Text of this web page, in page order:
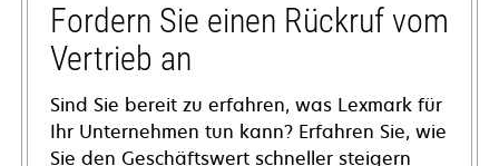
Fordern Sie einen Rückruf vom
Vertrieb an
Sind Sie bereit zu erfahren, was Lexmark für
Ihr Unternehmen tun kann? Erfahren Sie, wie
Sie den Geschäftswert schneller steigern